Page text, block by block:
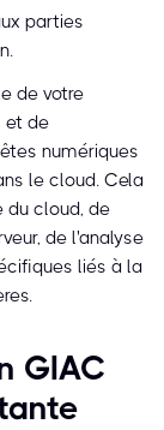
parties
de votre
et de
numériques
le cloud. Cela
du cloud, de
de l'analyse
liés à la
GIAC